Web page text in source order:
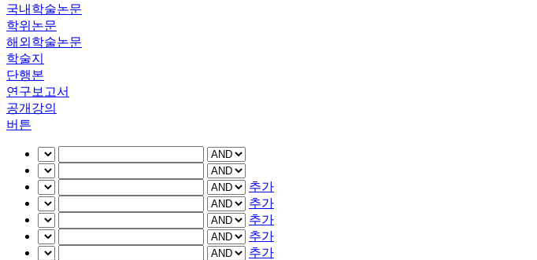
국내학술논문
학위논문
해외학술논문
학술지
단행본
연구보고서
공개강의
버튼
추가
추가
추가
추가
추가